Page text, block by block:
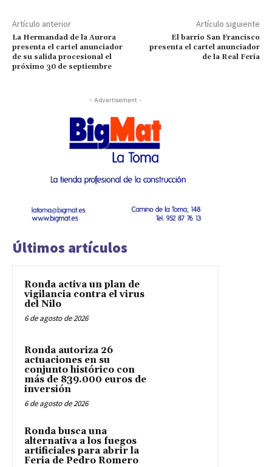
Artículo anterior
La Hermandad de la Aurora
presenta el cartel anunciador
de su salida procesional el
próximo 30 de septiembre
Artículo siguiente
El barrio San Francisco
presenta el cartel anunciador
de la Real Feria
- Advertisement -
Últimos artículos
Ronda activa un plan de
vigilancia contra el virus
del Nilo
6 de agosto de 2026
Ronda autoriza 26
actuaciones en su
conjunto histórico con
más de 839.000 euros de
inversión
6 de agosto de 2026
Ronda busca una
alternativa a los fuegos
artificiales para abrir la
Feria de Pedro Romero